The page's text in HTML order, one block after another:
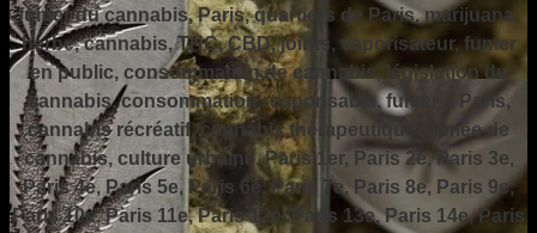
fumer du cannabis, Paris, quartiers de Paris, marijuana,
herbe, cannabis, THC, CBD, joints, vaporisateur, fumer
en public, consommation de cannabis, législation du
cannabis, consommation responsable, fumer à Paris,
cannabis récréatif, cannabis thérapeutique, fumée de
cannabis, culture urbaine, Paris 1er, Paris 2e, Paris 3e,
Paris 4e, Paris 5e, Paris 6e, Paris 7e, Paris 8e, Paris 9e,
Paris 10e, Paris 11e, Paris 12e, Paris 13e, Paris 14e, Paris